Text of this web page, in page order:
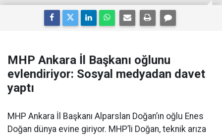
MHP Ankara İl Başkanı oğlunu
evlendiriyor: Sosyal medyadan davet
yaptı
MHP Ankara İl Başkanı Alparslan Doğan’ın oğlu Enes
Doğan dünya evine giriyor. MHP’li Doğan, teknik arıza